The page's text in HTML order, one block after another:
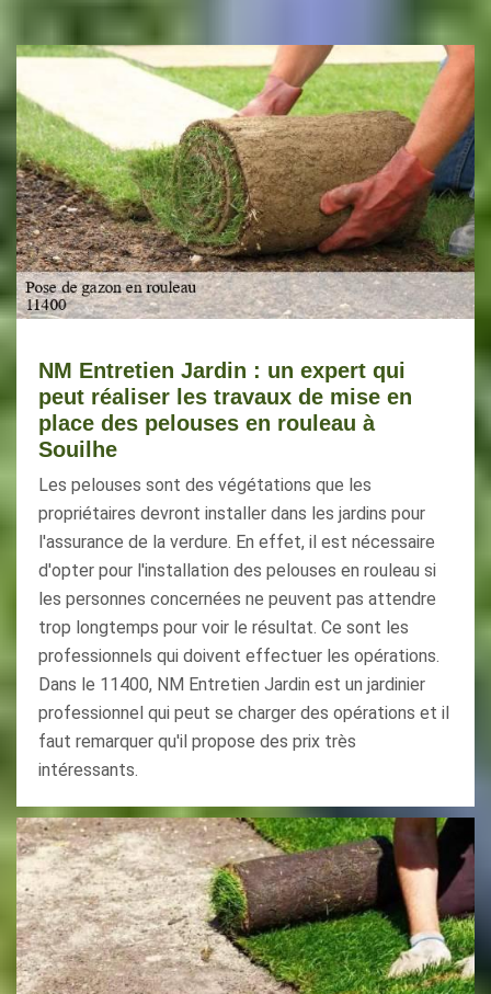
NM Entretien Jardin : un expert qui
peut réaliser les travaux de mise en
place des pelouses en rouleau à
Souilhe
Les pelouses sont des végétations que les
propriétaires devront installer dans les jardins pour
l'assurance de la verdure. En effet, il est nécessaire
d'opter pour l'installation des pelouses en rouleau si
les personnes concernées ne peuvent pas attendre
trop longtemps pour voir le résultat. Ce sont les
professionnels qui doivent effectuer les opérations.
Dans le 11400, NM Entretien Jardin est un jardinier
professionnel qui peut se charger des opérations et il
faut remarquer qu'il propose des prix très
intéressants.